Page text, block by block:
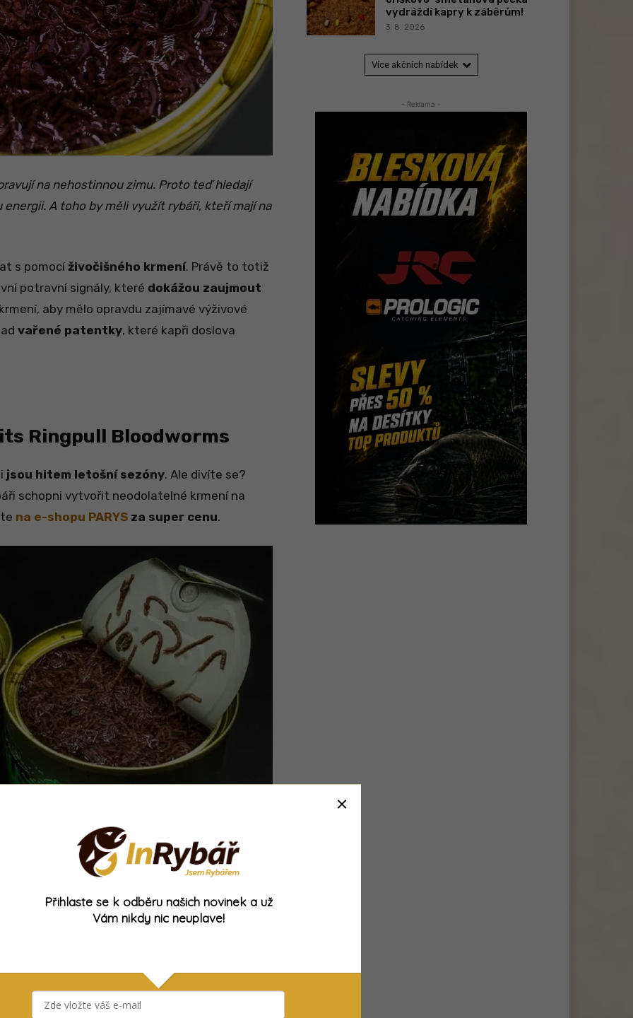
na nehostinnou zimu. Proto teď hledají
A toho by měli využít rybáři, kteří mají na
s pomocíživočišného krmení. Právě to totiž
potravní signály, které dokážou zaujmout
aby mělo opravdu zajímavé výživové
vařené patentky, které kapři doslova
Ringpull Bloodworms
jsou hitem letošní sezóny. Ale divíte se?
schopni vytvořit neodolatelné krmení na
na e-shopu PARYS za super cenu.
krmné směsi , do které potřebujeme
právě s těmito patentkami toho rybář hravě
látek, které ve vodním prostředí
doporučujeme používat především při
vydráždí kapry k záběrům!
3. 8. 2026
Více akčních nabídek
- Reklama -
Přihlaste se k odběru našich novinek a už
Vám nikdy nic neuplave!